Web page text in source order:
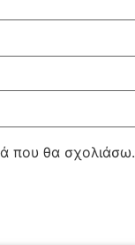
που θα σχολιάσω.